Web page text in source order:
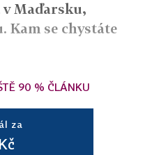
v Maďarsku,
Kam se chystáte
90 % ČLÁNKU
za